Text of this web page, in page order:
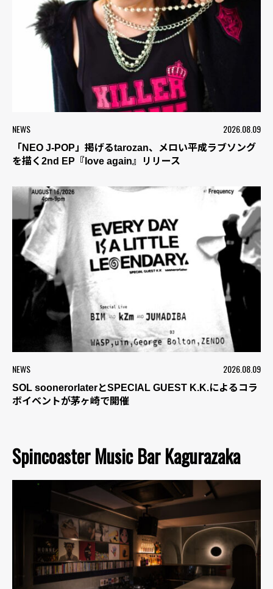
NEWS 2026.08.09
「NEO J-POP」掲げるtarozan、メロい平成ラブソング
を描く2nd EP『love again』リリース
NEWS 2026.08.09
SOL soonerorlaterとSPECIAL GUEST K.K.によるコラ
ボイベントが茅ヶ崎で開催
Spincoaster Music Bar Kagurazaka